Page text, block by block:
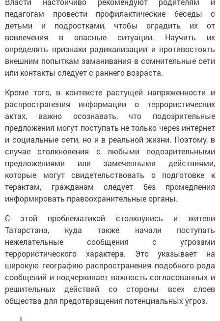
педагогам провести профилактические беседы с
детьми и подростками, чтобы оградить их от
вовлечения в опасные ситуации. Научить их
определять признаки радикализации и противостоять
внешним попыткам заманивания в сомнительные сети
или контакты следует с раннего возраста.
Кроме того, в контексте растущей напряженности и
распространения информации о террористических
актах, важно осознавать, что подозрительные
предложения могут поступать не только через интернет
и социальные сети, но и в реальной жизни. Поэтому, в
случае столкновения с любыми подозрительными
предложениями или замеченными действиями,
которые могут свидетельствовать о подготовке к
терактам, гражданам следует без промедления
информировать правоохранительные органы.
С этой проблематикой столкнулись и жители
Татарстана, куда также начали поступать
нежелательные сообщения с угрозами
террористического характера. Это указывает на
широкую географию распространения подобного рода
сообщений и подчеркивает важность согласованных и
решительных действий со стороны всех слоев
общества для предотвращения потенциальных угроз.